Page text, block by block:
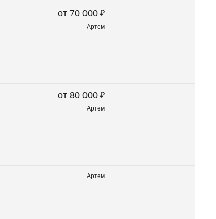
от 70 000 ₽
Артем
от 80 000 ₽
Артем
Артем